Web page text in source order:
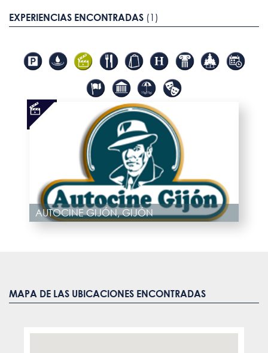
EXPERIENCIAS ENCONTRADAS (1)
AUTOCINE GIJÓN, GIJÓN
MAPA DE LAS UBICACIONES ENCONTRADAS